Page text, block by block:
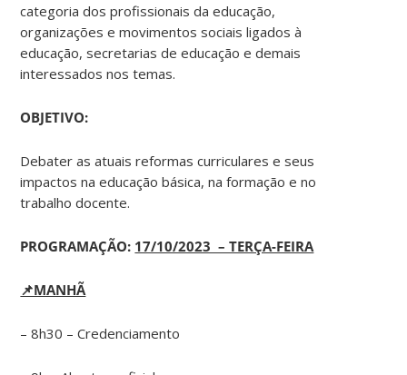
categoria dos profissionais da educação,
organizações e movimentos sociais ligados à
educação, secretarias de educação e demais
interessados nos temas.
OBJETIVO:
Debater as atuais reformas curriculares e seus
impactos na educação básica, na formação e no
trabalho docente.
PROGRAMAÇÃO: 17/10/2023 – TERÇA-FEIRA
📌MANHÃ
– 8h30 – Credenciamento